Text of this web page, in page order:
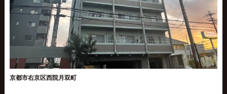
京都市右京区西院月双町